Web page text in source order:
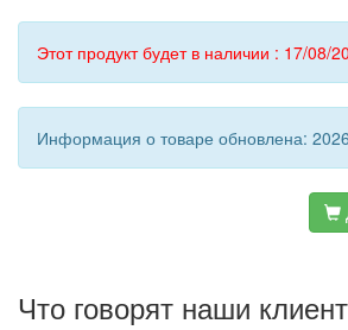
Этот продукт будет в наличии : 17/08/
Информация о товаре обновлена:
Что говорят наши